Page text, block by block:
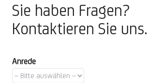
Sie haben Fragen?
Kontaktieren Sie uns.
Anrede